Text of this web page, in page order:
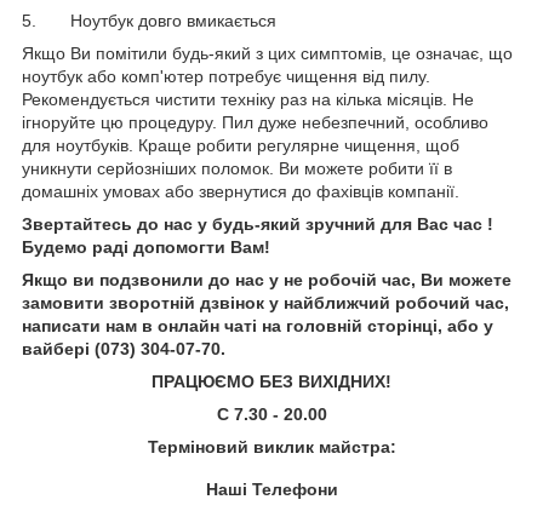
5. Ноутбук довго вмикається
Якщо Ви помітили будь-який з цих симптомів, це означає, що
ноутбук або комп'ютер потребує чищення від пилу.
Рекомендується чистити техніку раз на кілька місяців. Не
ігноруйте цю процедуру. Пил дуже небезпечний, особливо
для ноутбуків. Краще робити регулярне чищення, щоб
уникнути серйозніших поломок. Ви можете робити її в
домашніх умовах або звернутися до фахівців компанії.
Звертайтесь до нас у будь-який зручний для Вас час !
Будемо раді допомогти Вам!
Якщо ви подзвонили до нас у не робочій час, Ви можете
замовити зворотній дзвінок у найближчий робочий час,
написати нам в онлайн чаті на головній сторінці, або у
вайбері (073) 304-07-70.
ПРАЦЮЄМО БЕЗ ВИХІДНИХ!
С 7.30 - 20.00
Терміновий виклик майстра:
Наші Телефони